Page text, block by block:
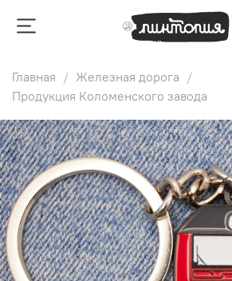
Главная
Железная дорога
Продукция Коломенского завода